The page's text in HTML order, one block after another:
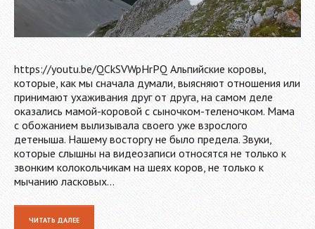
https://youtu.be/QCkSVWpHrPQ Альпийские коровы,
которые, как мы сначала думали, выясняют отношения или
принимают ухаживания друг от друга, на самом деле
оказались мамой-коровой с сыночком-теленочком. Мама
с обожанием вылизывала своего уже взрослого
детеныша. Нашему восторгу не было предела. Звуки,
которые слышны на видеозаписи относятся не только к
звонким колокольчикам на шеях коров, не только к
мычанию ласковых…
ЧИТАТЬ ДАЛЕЕ